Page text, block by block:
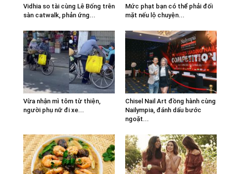
Vidhia so tài cùng Lê Bống trên
sàn catwalk, phản ứng...
Mức phạt bạn có thể phải đối
mặt nếu lộ chuyện...
Vừa nhận mì tôm từ thiện,
người phụ nữ đi xe...
Chisel Nail Art đồng hành cùng
Nailympia, đánh dấu bước
ngoặt...